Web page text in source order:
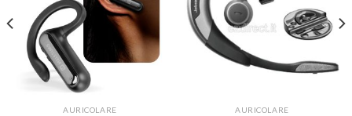
AURICOLARE AURICOLARE